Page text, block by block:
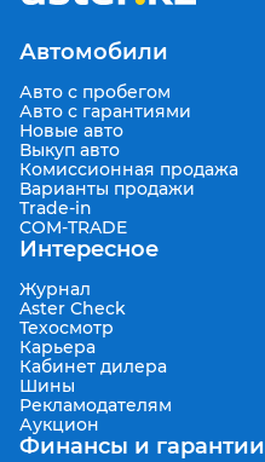
Автомобили
Авто с пробегом
Авто с гарантиями
Новые авто
Выкуп авто
Комиссионная продажа
Варианты продажи
Trade-in
COM-TRADE
Интересное
Журнал
Aster Check
Техосмотр
Карьера
Кабинет дилера
Шины
Рекламодателям
Аукцион
Финансы и гарантии